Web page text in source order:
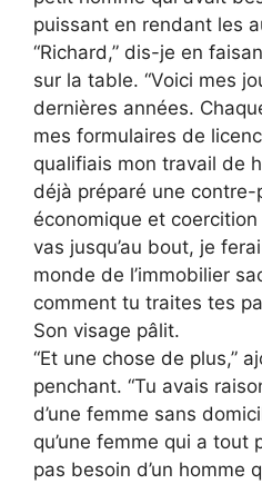
puissant en rendant les
“Richard,” dis-je en
sur la table. “Voici mes
dernières années.
mes formulaires de
qualifiais mon travail de
déjà préparé une
économique et
vas jusqu’au bout, je
monde de l’immobilier
comment tu traites tes
Son visage pâlit.
“Et une chose de plus,”
penchant. “Tu avais
d’une femme sans
qu’une femme qui a tout
pas besoin d’un homme